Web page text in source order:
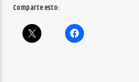
Comparte esto: